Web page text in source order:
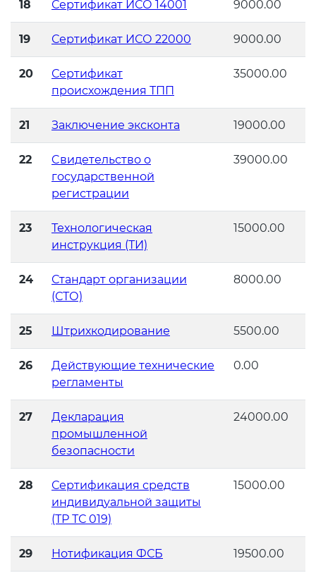
18 Сертификат ИСО 14001 9000.00
19 Сертификат ИСО 22000 9000.00
20
Сертификат
происхождения ТПП
35000.00
21 Заключение эксконта 19000.00
22
Cвидетельство о
государственной
регистрации
39000.00
23
Технологическая
инструкция (ТИ)
15000.00
24
Стандарт организации
(СТО)
8000.00
25 Штрихкодирование 5500.00
26
Действующие технические
регламенты
0.00
27
Декларация
промышленной
безопасности
24000.00
28
Сертификация средств
индивидуальной защиты
(ТР ТС 019)
15000.00
29 Нотификация ФСБ 19500.00
Сертификация спортивных
товаров
Сертификация электротехники
Сертификация ресурсов
Остальное
БАДы
Декларация ТР ТС
Декларирование косметики (ТР
ТС 009)
по схеме 5Д (ТР ТС 010)
Декларирование пищевой
продукции (ТР ТС 021)
Декларирование алкогольной
Декларирование
электромагнитной
Сертификация детских товаров
(ТР ТС 007)
Сертификация товаров легкой
Сертификация промышленного
оборудования (ТР ТС 010)
Сертификация средств